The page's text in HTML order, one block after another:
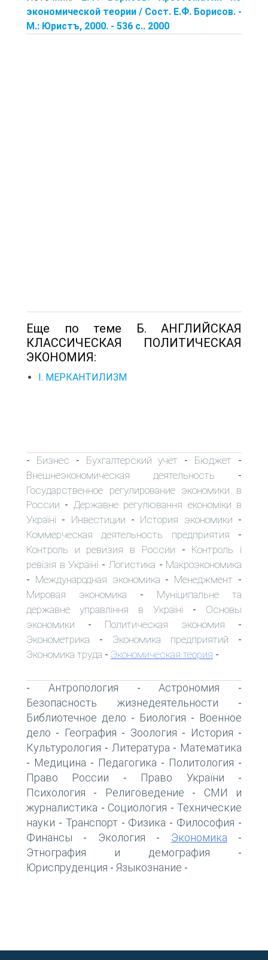
экономической теории / Сост. Е.Ф. Борисов. -
М.: Юристъ, 2000. - 536 с.. 2000
Еще по теме Б. АНГЛИЙСКАЯ
КЛАССИЧЕСКАЯ ПОЛИТИЧЕСКАЯ
ЭКОНОМИЯ:
I. МЕРКАНТИЛИЗМ
- Бизнес - Бухгалтерский учет - Бюджет -
Внешнеэкономическая деятельность -
Государственное регулирование экономики в
России - Державне регулювання економіки в
Україні - Инвестиции - История экономики -
Коммерческая деятельность предприятия -
Контроль и ревизия в России - Контроль і
ревізія в Україні - Логистика - Макроэкономика
- Международная экономика - Менеджмент -
Мировая экономика - Муніципальне та
державне управління в Україні - Основы
экономики - Политическая экономия -
Эконометрика - Экономика предприятий -
Экономика труда - Экономическая теория -
- Антропология -Астрономия -
Безопасность жизнедеятельности -
Библиотечное дело - Биология - Военное
дело - География - Зоология - История -
Культурология - Литература - Математика
- Медицина - Педагогика - Политология -
Право России - Право України -
Психология - Религоведение - СМИ и
журналистика - Социология - Технические
науки - Транспорт- Физика - Философия -
Финансы - Экология - Экономика -
Этнография и демография -
Юриспруденция - Языкознание -